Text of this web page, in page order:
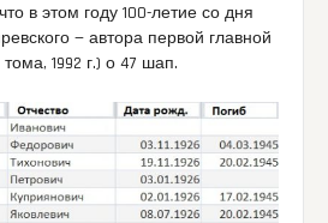
в этом году 100-летие со дня
— автора первой главной
тома, 1992 г.) о 47 шап.